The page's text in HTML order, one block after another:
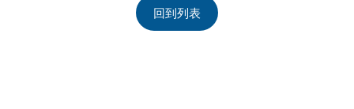
回到列表